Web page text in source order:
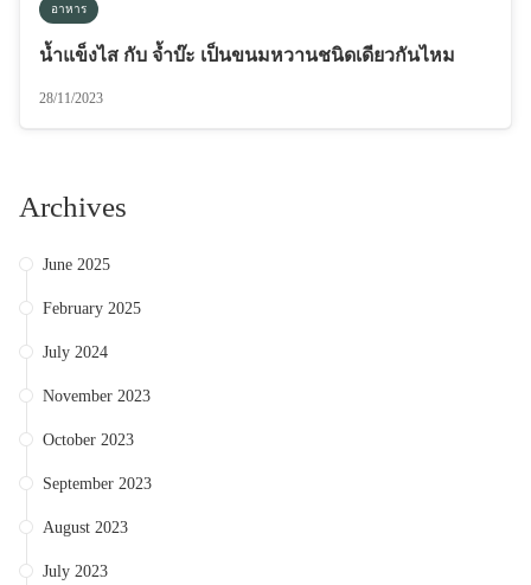
อาหาร
น้ำแข็งไส กับ จ้ำบ๊ะ เป็นขนมหวานชนิดเดียวกันไหม
28/11/2023
Archives
June 2025
February 2025
July 2024
November 2023
October 2023
September 2023
August 2023
July 2023